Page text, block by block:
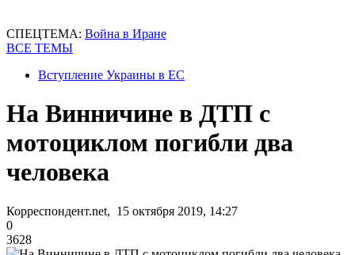
СПЕЦТЕМА: Война в Иране
ВСЕ ТЕМЫ
Вступление Украины в ЕС
На Винничине в ДТП с
мотоциклом погибли два
человека
Корреспондент.net, 15 октября 2019, 14:27
0
3628